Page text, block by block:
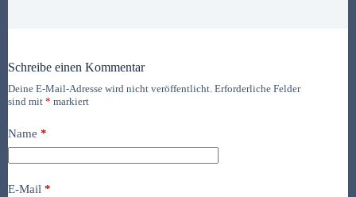
Schreibe einen Kommentar
Deine E-Mail-Adresse wird nicht veröffentlicht. Erforderliche Felder
sind mit * markiert
Name *
E-Mail *